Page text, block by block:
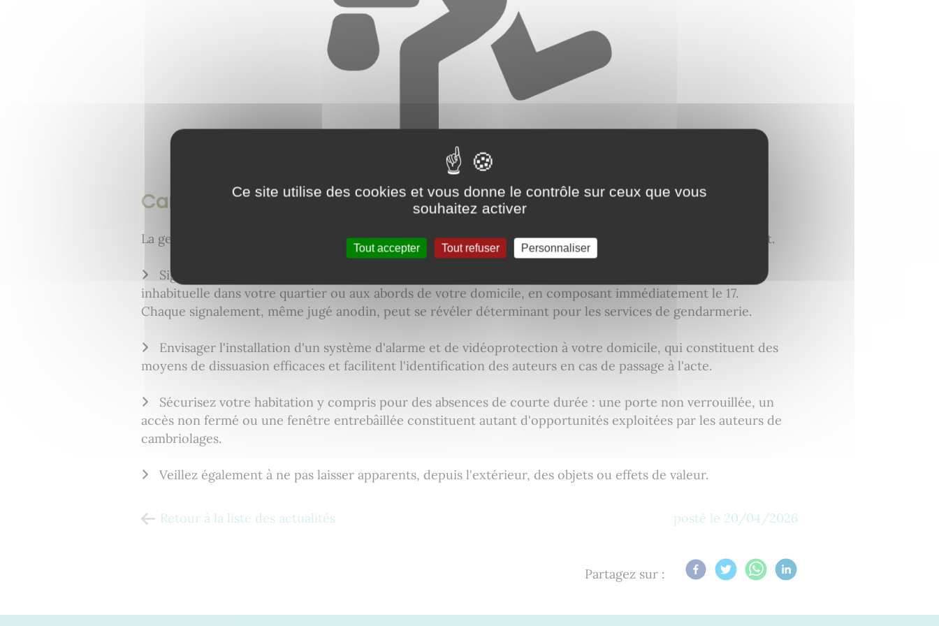
Cambriolages : Appel à la vigilance
La gendarmerie appelle à la vigilance suite à plusieurs cambriolages recensés dans le secteur dernièrement.
Signalez sans délai tout comportement suspect ou tout véhicule inconnu stationnant de manière
inhabituelle dans votre quartier ou aux abords de votre domicile, en composant immédiatement le 17.
Chaque signalement, même jugé anodin, peut se révéler déterminant pour les services de gendarmerie.
Envisager l'installation d'un système d'alarme et de vidéoprotection à votre domicile, qui constituent des
moyens de dissuasion efficaces et facilitent l'identification des auteurs en cas de passage à l'acte.
Sécurisez votre habitation y compris pour des absences de courte durée : une porte non verrouillée, un
accès non fermé ou une fenêtre entrebâillée constituent autant d'opportunités exploitées par les auteurs de
cambriolages.
Veillez également à ne pas laisser apparents, depuis l'extérieur, des objets ou effets de valeur.
Retour à la liste des actualités posté le 20/04/2026
Partagez sur :
Ce site utilise des cookies et vous donne le contrôle sur ceux que vous
souhaitez activer
Tout accepter Tout refuser Personnaliser